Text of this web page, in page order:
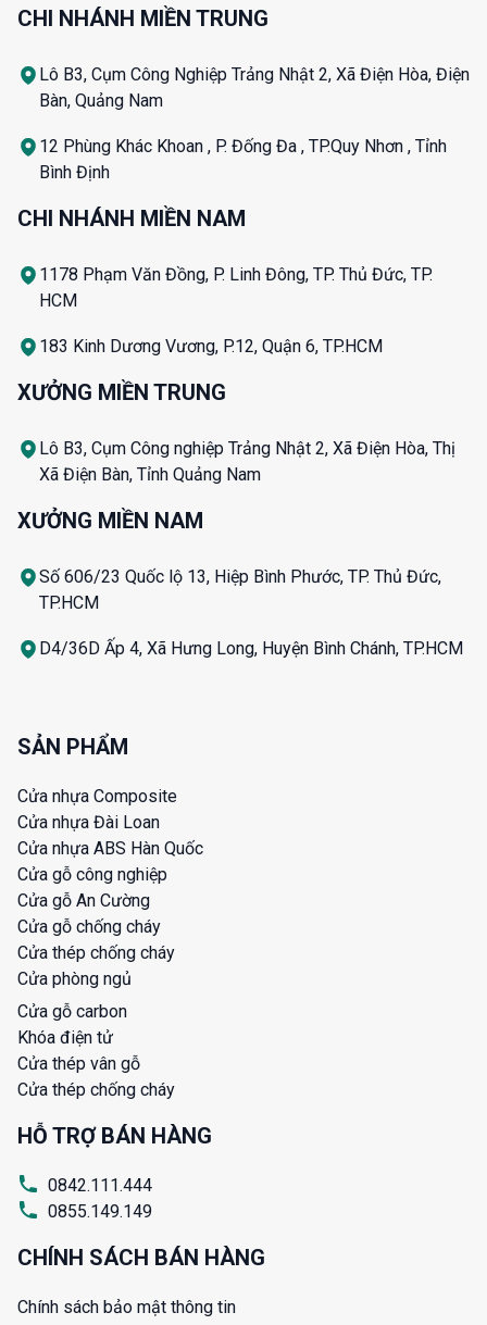
CHI NHÁNH MIỀN TRUNG
Lô B3, Cụm Công Nghiệp Trảng Nhật 2, Xã Điện Hòa, Điện
Bàn, Quảng Nam
12 Phùng Khác Khoan , P. Đống Đa , TP.Quy Nhơn , Tỉnh
Bình Định
CHI NHÁNH MIỀN NAM
1178 Phạm Văn Đồng, P. Linh Đông, TP. Thủ Đức, TP.
HCM
183 Kinh Dương Vương, P.12, Quận 6, TP.HCM
XƯỞNG MIỀN TRUNG
Lô B3, Cụm Công nghiệp Trảng Nhật 2, Xã Điện Hòa, Thị
Xã Điện Bàn, Tỉnh Quảng Nam
XƯỞNG MIỀN NAM
Số 606/23 Quốc lộ 13, Hiệp Bình Phước, TP. Thủ Đức,
TP.HCM
D4/36D Ấp 4, Xã Hưng Long, Huyện Bình Chánh, TP.HCM
SẢN PHẨM
Cửa nhựa Composite
Cửa nhựa Đài Loan
Cửa nhựa ABS Hàn Quốc
Cửa gỗ công nghiệp
Cửa gỗ An Cường
Cửa gỗ chống cháy
Cửa thép chống cháy
Cửa phòng ngủ
Cửa gỗ carbon
Khóa điện tử
Cửa thép vân gỗ
Cửa thép chống cháy
HỖ TRỢ BÁN HÀNG
0842.111.444
0855.149.149
CHÍNH SÁCH BÁN HÀNG
Chính sách bảo mật thông tin